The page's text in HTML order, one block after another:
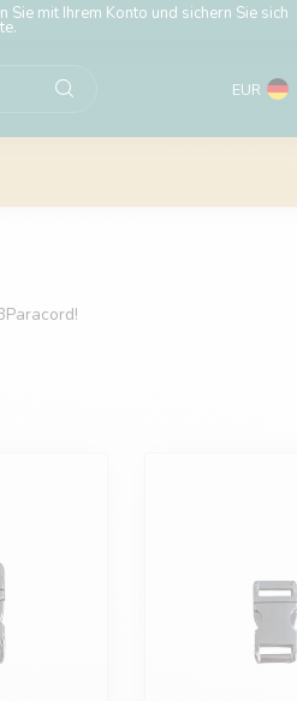
Sie mit Ihrem Konto und sichern Sie sich
EUR